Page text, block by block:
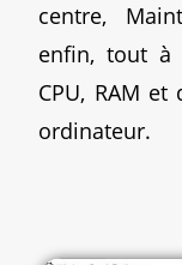
centre,
enfin, tout à
CPU, RAM
ordinateur.